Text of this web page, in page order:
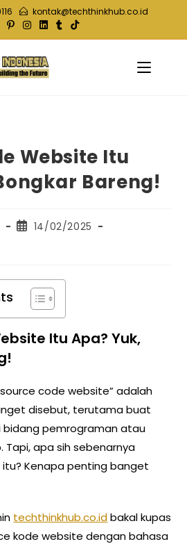
kontak@techthinkhub.co.id
Website Itu
Bareng!
Post14/02/2025
Itu Apa? Yuk,
code website” adalah
disebut, terutama buat
bidang pemrograman atau
apa sih sebenarnya
Kenapa penting banget
techthinkhub.co.idbakal kupas
kode website dengan bahasa